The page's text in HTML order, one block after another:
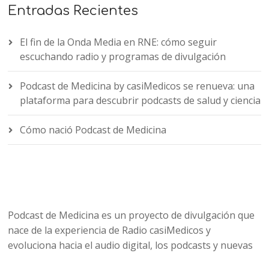
Entradas Recientes
El fin de la Onda Media en RNE: cómo seguir
escuchando radio y programas de divulgación
Podcast de Medicina by casiMedicos se renueva: una
plataforma para descubrir podcasts de salud y ciencia
Cómo nació Podcast de Medicina
Podcast de Medicina es un proyecto de divulgación que
nace de la experiencia de Radio casiMedicos y
evoluciona hacia el audio digital, los podcasts y nuevas